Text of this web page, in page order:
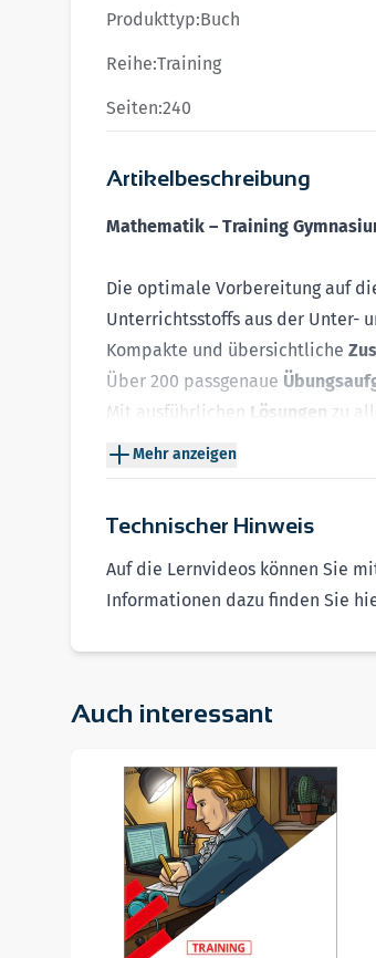
Technischer Hinweis
Auf die Lernvideos können Sie
Informationen dazu finden Sie
Artikelbeschreibung
Mathematik – Training
Die optimale Vorbereitung auf
Unterrichtsstoffs aus der Unter-
Kompakte und übersichtliche
Über 200 passgenaue
Mit ausführlichen Lösungen zu
Sechs Tests
zur Lernzielkontrolle
Hinweis:Die Lernvideos stehen
➔ Legen Sie jetzt den Grundstein
Mehr anzeigen
Produkttyp:Buch
Reihe:Training
Seiten:240
Auch interessant
Press to skip carousel
Weiter zur Navigation